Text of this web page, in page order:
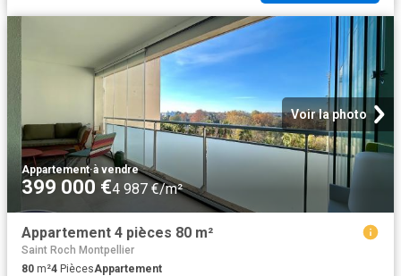
Voir la photo
Appartement·à vendre
399 000 €4 987 €/m²
Appartement 4 pièces 80 m²
Saint Roch Montpellier
80 m²4 PiècesAppartement